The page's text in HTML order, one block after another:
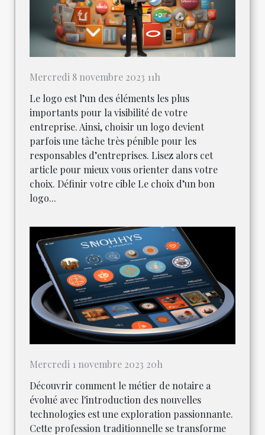
Mercredi 8 novembre 2023 11h
Le logo est l’un des éléments les plus
importants pour la visibilité de votre
entreprise. Ainsi, choisir un logo devient
parfois une tâche très pénible pour les
responsables d’entreprises. Lisez alors cet
article pour mieux vous orienter dans votre
choix. Définir votre cible Le choix d’un bon
logo...
Mercredi 1 novembre 2023 20h
Découvrir comment le métier de notaire a
évolué avec l'introduction des nouvelles
technologies est une exploration passionnante.
Cette profession traditionnelle se transforme